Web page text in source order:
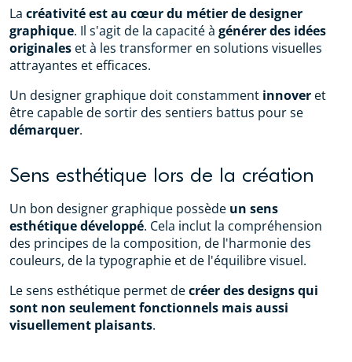
La créativité est au cœur du métier de designer
graphique. Il s'agit de la capacité à générer des idées
originales et à les transformer en solutions visuelles
attrayantes et efficaces.
Un designer graphique doit constamment innover et
être capable de sortir des sentiers battus pour se
démarquer.
Sens esthétique lors de la création
Un bon designer graphique possède un sens
esthétique développé. Cela inclut la compréhension
des principes de la composition, de l'harmonie des
couleurs, de la typographie et de l'équilibre visuel.
Le sens esthétique permet decréer des designs qui
sont non seulement fonctionnels mais aussi
visuellement plaisants.